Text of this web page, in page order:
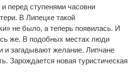
перед ступенями часовни
В Липецке такой
» не было, а теперь появилась. И
же. В подобных местах люди
и загадывают желание. Липчане
Зарождается новая туристическая